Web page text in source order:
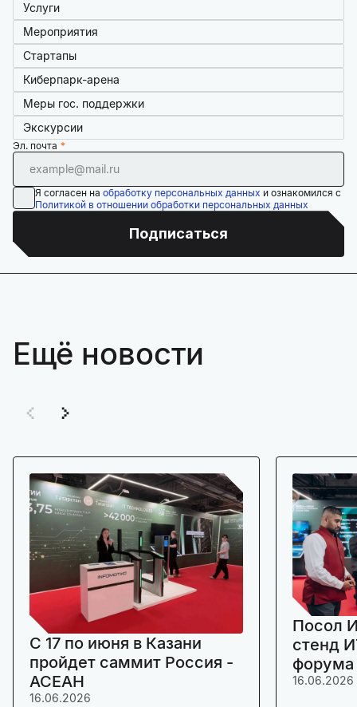
Услуги
Мероприятия
Стартапы
Киберпарк-арена
Меры гос. поддержки
Экскурсии
Эл. почта
Я согласен на обработку персональных данных и ознакомился с
Политикой в отношении обработки персональных данных
Подписаться
Ещё новости
C 17 по июня в Казани
пройдет саммит Россия -
АСЕАН
16.06.2026
Посол
стенд
16.06.2026